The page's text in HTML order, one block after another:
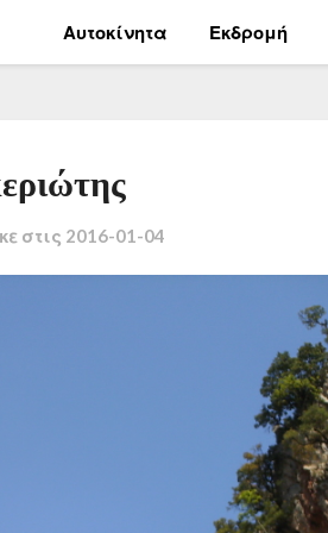
Αυτοκίνητα Εκδρομή
στις 2016-01-04